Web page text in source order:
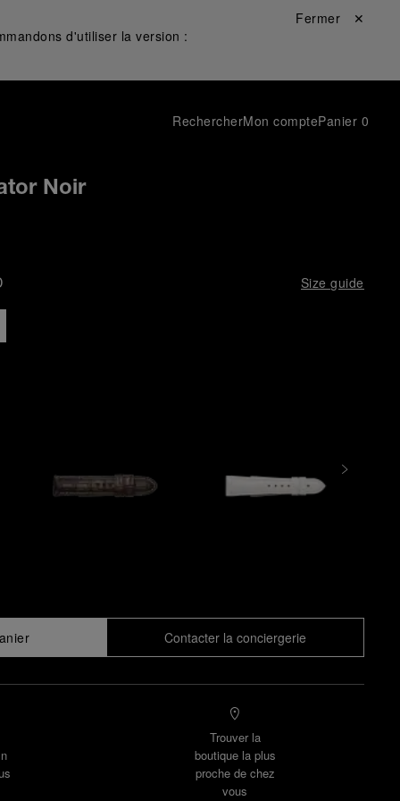
d'utiliser la version :
Fermer ✕
RechercherMon comptePanier 0
Noir
Size guide
Contacter la conciergerie
Trouver la
boutique la plus
proche de chez
vous